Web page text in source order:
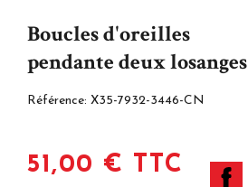
Boucles d'oreilles
pendante deux losanges
Référence: X35-7932-3446-CN
51,00 € TTC